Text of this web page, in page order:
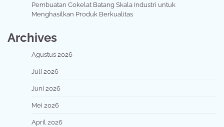
Pembuatan Cokelat Batang Skala Industri untuk
Menghasilkan Produk Berkualitas
Archives
Agustus 2026
Juli 2026
Juni 2026
Mei 2026
April 2026